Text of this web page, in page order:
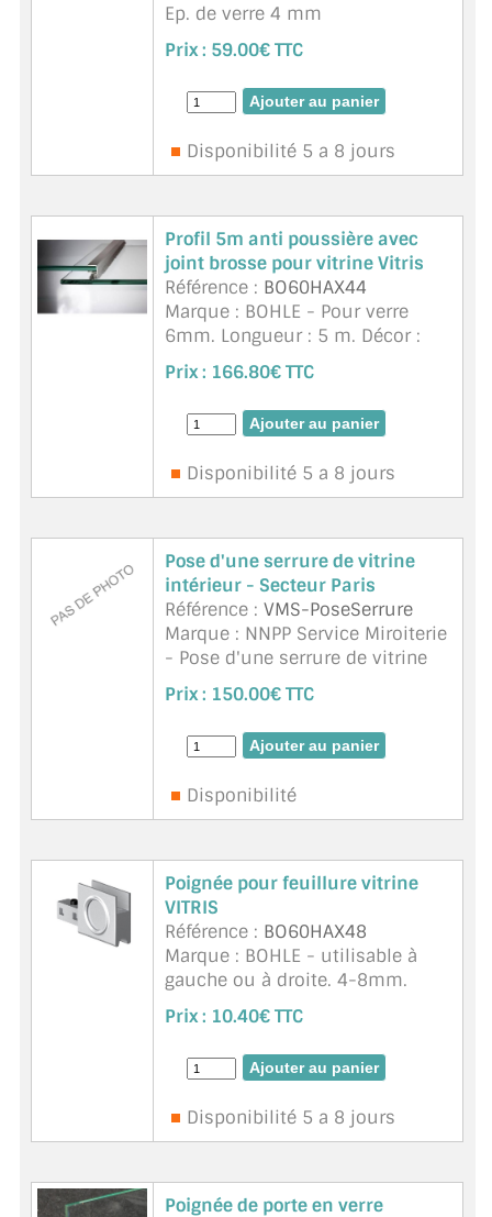
Ep. de verre 4 mm
Adapté à des verres petits et
légers
Unité de vente 2,5 m ou. 5m sur
demande
Prix : 59.00€ TTC
Disponibilité 5 a 8 jours
Profil 5m anti poussière avec
joint brosse pour vitrine Vitris
Référence : BO60HAX44
Marque : BOHLE - Pour verre
6mm. Longueur : 5 m. Décor :
anodisé ton naturel. Matériau :
en aluminium. Coupe nécessaire
pour le transport ou quantité
minium a commander pour un
Prix : 166.80€ TTC
Disponibilité 5 a 8 jours
Pose d'une serrure de vitrine
intérieur - Secteur Paris
Référence : VMS-PoseSerrure
Marque : NNPP Service Miroiterie
- Pose d'une serrure de vitrine
intérieur - Secteur Paris
Prix : 150.00€ TTC
Disponibilité
Poignée pour feuillure vitrine
VITRIS
Référence : BO60HAX48
Marque : BOHLE - utilisable à
gauche ou à droite. 4-8mm.
Prix : 10.40€ TTC
Disponibilité 5 a 8 jours
Poignée de porte en verre